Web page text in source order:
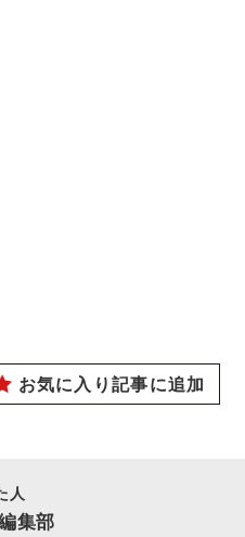
お気に入り記事に追加
人
集部